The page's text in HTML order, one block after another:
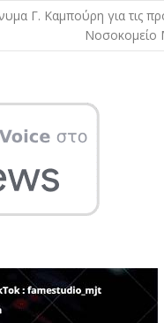
Γ. Καμπούρη για τις
Νοσοκομείο